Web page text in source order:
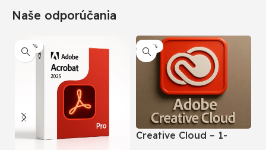
Naše odporúčania
-80% -50%
Creative Cloud – 1-